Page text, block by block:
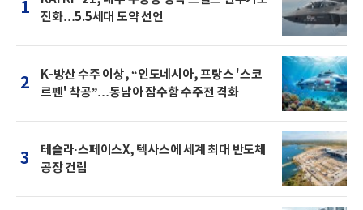
1
진화…5.5세대 도약 선언
2
K-방산 수주 이상, “인도네시아, 프랑스 '스코
르펜' 착공”…동남아 잠수함 수주전 격화
3
테슬라·스페이스X, 텍사스에 세계 최대 반도체
공장 건립